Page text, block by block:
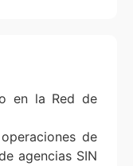
en la Red de
de
agencias SIN